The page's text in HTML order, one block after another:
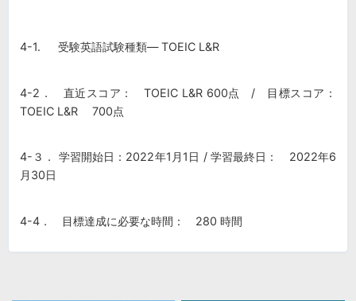
4-1. 受験英語試験種類― TOEIC L&R
4-2． 直近スコア： TOEIC L&R 600点 / 目標スコア：
TOEIC L&R 700点
4-３． 学習開始日：2022年1月1日 / 学習最終日： 2022年6
月30日
4-4． 目標達成に必要な時間： 280 時間